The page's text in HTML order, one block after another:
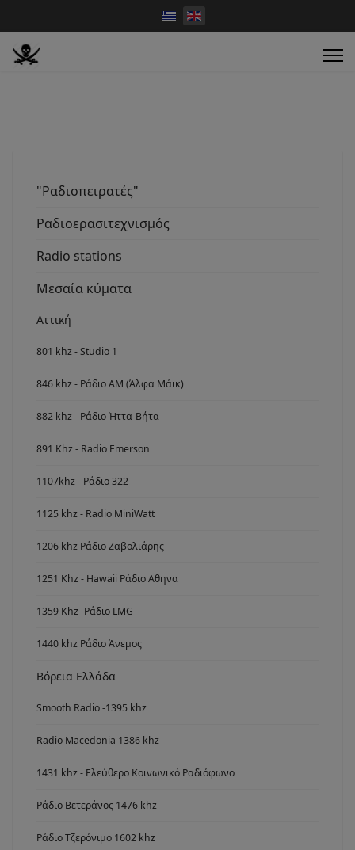
"Ραδιοπειρατές"
Ραδιοερασιτεχνισμός
Radio stations
Μεσαία κύματα
Αττική
801 khz - Studio 1
846 khz - Ράδιο ΑΜ (Άλφα Μάικ)
882 khz - Ράδιο Ήττα-Βήτα
891 Khz - Radio Emerson
1107khz - Ράδιο 322
1125 khz - Radio MiniWatt
1206 khz Ράδιο Ζαβολιάρης
1251 Khz - Hawaii Ράδιο Αθηνα
1359 Khz -Ράδιο LMG
1440 khz Ράδιο Άνεμος
Βόρεια Ελλάδα
Smooth Radio -1395 khz
Radio Macedonia 1386 khz
1431 khz - Ελεύθερο Κοινωνικό Ραδιόφωνο
Ράδιο Βετεράνος 1476 khz
Ράδιο Τζερόνιμο 1602 khz